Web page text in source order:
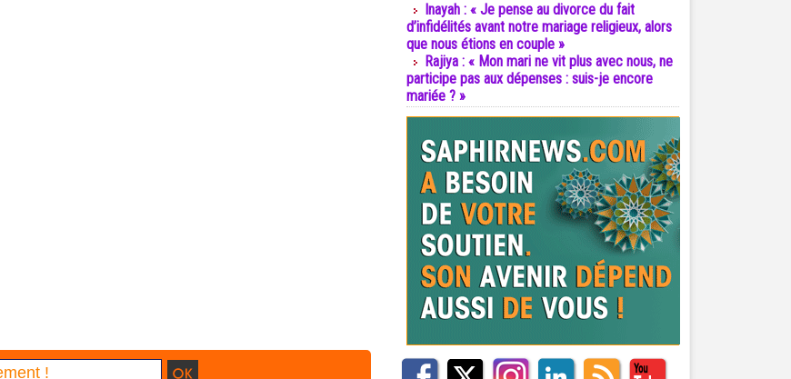
Inayah : « Je pense au divorce du fait
d’infidélités avant notre mariage religieux, alors
que nous étions en couple »
Rajiya : « Mon mari ne vit plus avec nous, ne
participe pas aux dépenses : suis-je encore
mariée ? »